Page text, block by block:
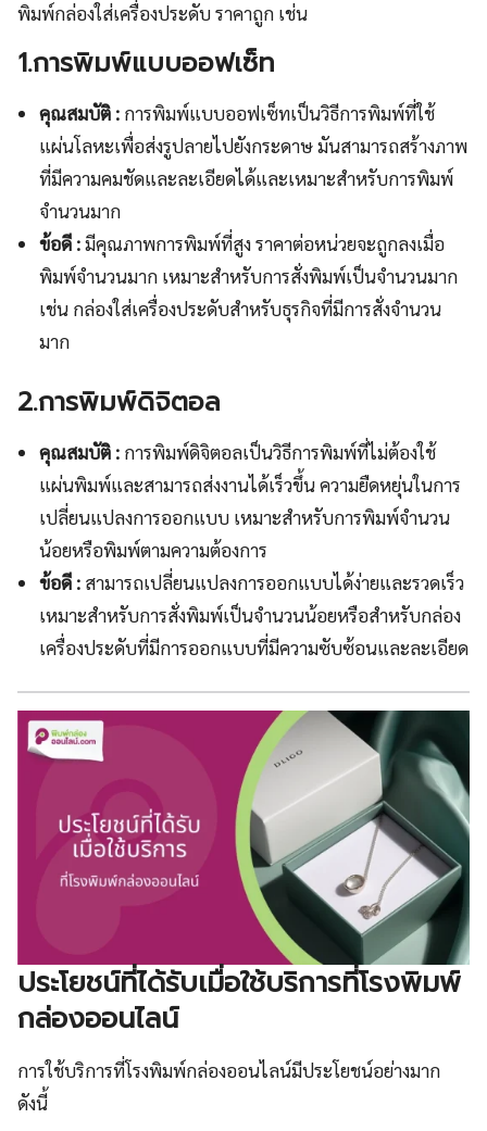
พิมพ์กล่องใส่เครื่องประดับ ราคาถูก เช่น
1.การพิมพ์แบบออฟเซ็ท
คุณสมบัติ : การพิมพ์แบบออฟเซ็ทเป็นวิธีการพิมพ์ที่ใช้
แผ่นโลหะเพื่อส่งรูปลายไปยังกระดาษ มันสามารถสร้างภาพ
ที่มีความคมชัดและละเอียดได้และเหมาะสำหรับการพิมพ์
จำนวนมาก
ข้อดี :มีคุณภาพการพิมพ์ที่สูง ราคาต่อหน่วยจะถูกลงเมื่อ
พิมพ์จำนวนมาก เหมาะสำหรับการสั่งพิมพ์เป็นจำนวนมาก
เช่น กล่องใส่เครื่องประดับสำหรับธุรกิจที่มีการสั่งจำนวน
มาก
2.การพิมพ์ดิจิตอล
คุณสมบัติ : การพิมพ์ดิจิตอลเป็นวิธีการพิมพ์ที่ไม่ต้องใช้
แผ่นพิมพ์และสามารถส่งงานได้เร็วขึ้น ความยืดหยุ่นในการ
เปลี่ยนแปลงการออกแบบ เหมาะสำหรับการพิมพ์จำนวน
น้อยหรือพิมพ์ตามความต้องการ
ข้อดี : สามารถเปลี่ยนแปลงการออกแบบได้ง่ายและรวดเร็ว
เหมาะสำหรับการสั่งพิมพ์เป็นจำนวนน้อยหรือสำหรับกล่อง
เครื่องประดับที่มีการออกแบบที่มีความซับซ้อนและละเอียด
ประโยชน์ที่ได้รับเมื่อใช้บริการที่โรงพิมพ์
กล่องออนไลน์
การใช้บริการที่โรงพิมพ์กล่องออนไลน์มีประโยชน์อย่างมาก
ดังนี้